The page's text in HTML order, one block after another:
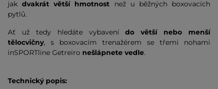
jakdvakrát větší hmotnost než u běžných boxovacích
pytlů.
Ať už tedy hledáte vybavenído větší nebo menší
tělocvičny, s boxovacím trenažérem se třemi nohami
inSPORTline Getreiro nešlápnete vedle.
Technický popis: